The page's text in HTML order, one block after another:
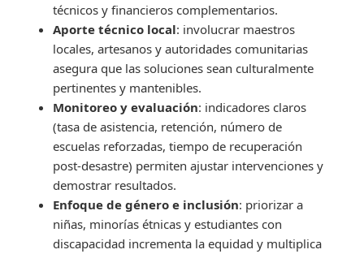
técnicos y financieros complementarios.
Aporte técnico local: involucrar maestros
locales, artesanos y autoridades comunitarias
asegura que las soluciones sean culturalmente
pertinentes y mantenibles.
Monitoreo y evaluación: indicadores claros
(tasa de asistencia, retención, número de
escuelas reforzadas, tiempo de recuperación
post-desastre) permiten ajustar intervenciones y
demostrar resultados.
Enfoque de género e inclusión: priorizar a
niñas, minorías étnicas y estudiantes con
discapacidad incrementa la equidad y multiplica